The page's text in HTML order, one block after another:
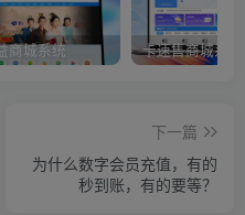
商城系统 卡速售商城系统
下一篇
为什么数字会员充值，有的
秒到账，有的要等？